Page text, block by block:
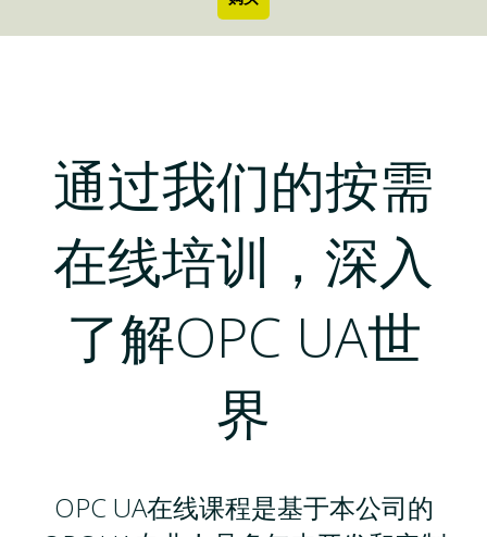
通过我们的按需
在线培训，深入
了解OPC UA世
界
OPC UA在线课程是基于本公司的